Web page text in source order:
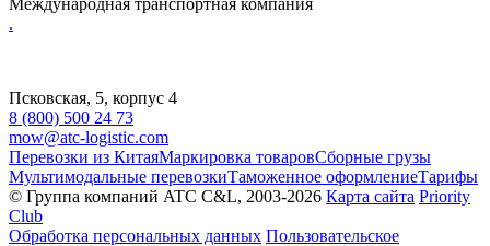
.
Псковская, 5, корпус 4
8 (800) 500 24 73
mow@atc-logistic.com
Перевозки из КитаяМаркировка товаровСборные грузы
Мультимодальные перевозкиТаможенное оформлениеТарифы
© Группа компаний ATC C&L, 2003-2026 Карта сайта Priority
Club
Обработка персональных данных Пользовательское